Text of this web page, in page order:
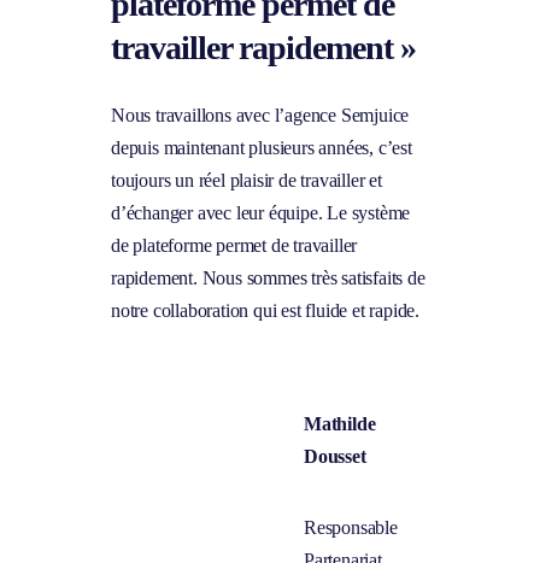
travailler rapidement »
Nous travaillons avec l’agence Semjuice
depuis maintenant plusieurs années, c’est
toujours un réel plaisir de travailler et
d’échanger avec leur équipe. Le système
de plateforme permet de travailler
rapidement. Nous sommes très satisfaits de
notre collaboration qui est fluide et rapide.
Responsable Partenariat